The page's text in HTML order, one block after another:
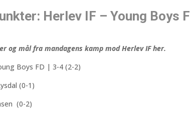
Herlev IF – Young Boys
og mål fra mandagens kamp mod Herlev IF her.
Boys FD | 3-4 (2-2)
(0-1)
(0-2)